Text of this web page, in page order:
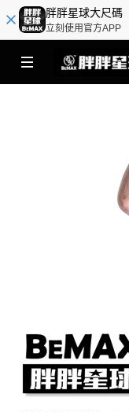
胖胖星球大尺碼
立刻使用官方APP